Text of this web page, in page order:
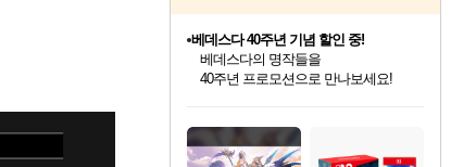
최대 90% 할인가를 만나보세요!
네이버혜택과 함께 만나보세요!
50%할인&추가 적립까지!
이니&베니 혜택까지!
네이버 혜택가와 함께 예약하세요!
할인&네이버혜택으로 만나보세요!
네이버페이 혜택과 만나보세요!
베데스다 40주년 기념 할인 중!
베데스다의 명작들을
40주년 프로모션으로 만나보세요!
네이버 포인트 혜택까지!
할인가에 만나보세요!
일부 에디션 상시 할인!
혜택으로 예약 판매 중
편안하게 충전하세요